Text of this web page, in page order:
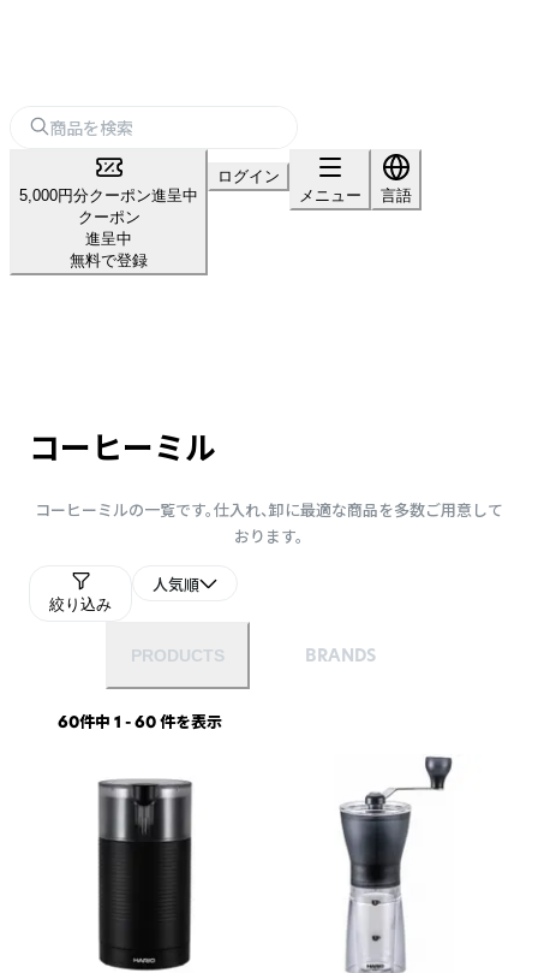
5,000円分クーポン進呈中
クーポン
進呈中
無料で登録
ログイン
メニュー
言語
コーヒーミル
コーヒーミルの一覧です。仕入れ、卸に最適な商品を多数ご用意して
おります。
絞り込み
人気順
PRODUCTS BRANDS
60件中 1 - 60 件を表示